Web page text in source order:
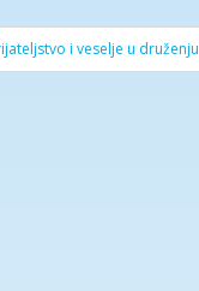
i veselje u druženju